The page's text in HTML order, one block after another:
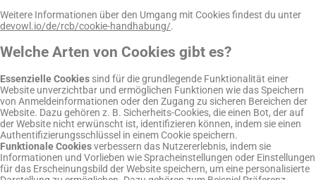
Weitere Informationen über den Umgang mit Cookies findest du unter
devowl.io/de/rcb/cookie-handhabung/.
Welche Arten von Cookies gibt es?
Essenzielle Cookies sind für die grundlegende Funktionalität einer
Website unverzichtbar und ermöglichen Funktionen wie das Speichern
von Anmeldeinformationen oder den Zugang zu sicheren Bereichen der
Website. Dazu gehören z. B. Sicherheits-Cookies, die einen Bot, der auf
der Website nicht erwünscht ist, identifizieren können, indem sie einen
Authentifizierungsschlüssel in einem Cookie speichern.
Funktionale Cookiesverbessern das Nutzererlebnis, indem sie
Informationen und Vorlieben wie Spracheinstellungen oder Einstellungen
für das Erscheinungsbild der Website speichern, um eine personalisierte